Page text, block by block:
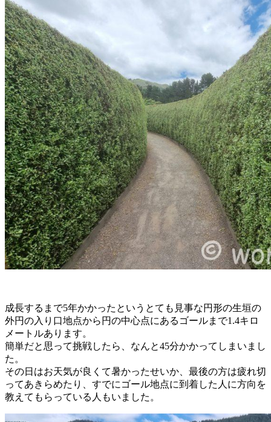
成長するまで5年かかったというとても見事な円形の生垣の
外円の入り口地点から円の中心点にあるゴールまで1.4キロ
メートルあります。
簡単だと思って挑戦したら、なんと45分かかってしまいまし
た。
その日はお天気が良くて暑かったせいか、最後の方は疲れ切
ってあきらめたり、すでにゴール地点に到着した人に方向を
教えてもらっている人もいました。